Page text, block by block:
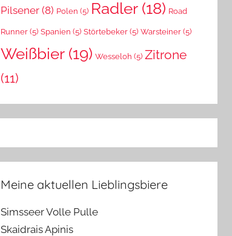
Pilsener (8) Polen (5) Radler(18) Road
Runner (5) Spanien (5) Störtebeker (5) Warsteiner (5)
Weißbier(19) Wesseloh (5) Zitrone
(11)
Meine aktuellen Lieblingsbiere
Simsseer Volle Pulle
Skaidrais Apinis